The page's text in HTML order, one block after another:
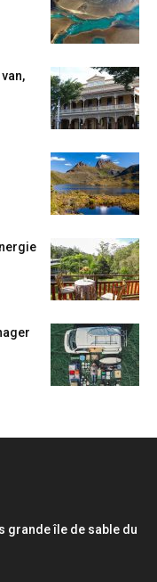
grande île de sable du